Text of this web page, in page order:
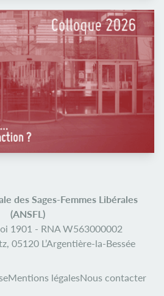
des Sages-Femmes Libérales
(ANSFL)
1901 - RNA W563000002
05120 L’Argentière-la-Bessée
Mentions légalesNous contacter